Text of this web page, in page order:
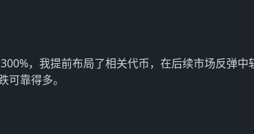
，我提前布局了相关代币，在后续市场反弹中
靠得多。